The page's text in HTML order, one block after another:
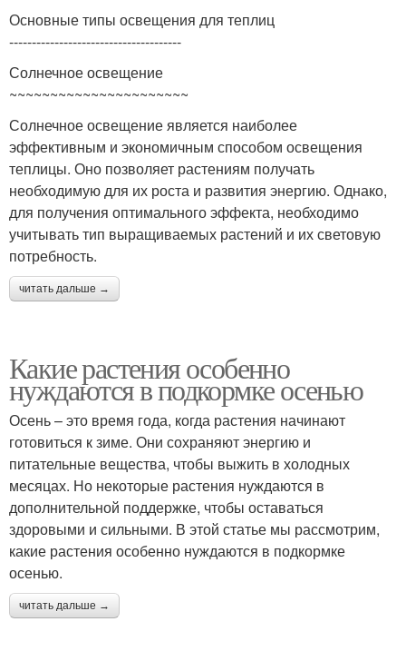
Основные типы освещения для теплиц
--------------------------------------
Солнечное освещение
~~~~~~~~~~~~~~~~~~~~~~
Солнечное освещение является наиболее
эффективным и экономичным способом освещения
теплицы. Оно позволяет растениям получать
необходимую для их роста и развития энергию. Однако,
для получения оптимального эффекта, необходимо
учитывать тип выращиваемых растений и их световую
потребность.
читать дальше →
Какие растения особенно
нуждаются в подкормке осенью
Осень – это время года, когда растения начинают
готовиться к зиме. Они сохраняют энергию и
питательные вещества, чтобы выжить в холодных
месяцах. Но некоторые растения нуждаются в
дополнительной поддержке, чтобы оставаться
здоровыми и сильными. В этой статье мы рассмотрим,
какие растения особенно нуждаются в подкормке
осенью.
читать дальше →